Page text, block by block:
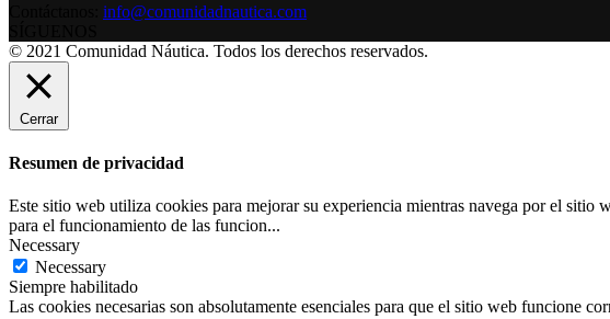
info@comunidadnautica.com
© 2021 Comunidad Náutica. Todos los derechos reservados.
Cerrar
Resumen de privacidad
Este sitio web utiliza cookies para mejorar su experiencia mientras navega por el sitio
para el funcionamiento de las funcion...
Necessary
Necessary
Siempre habilitado
Las cookies necesarias son absolutamente esenciales para que el sitio web funcione